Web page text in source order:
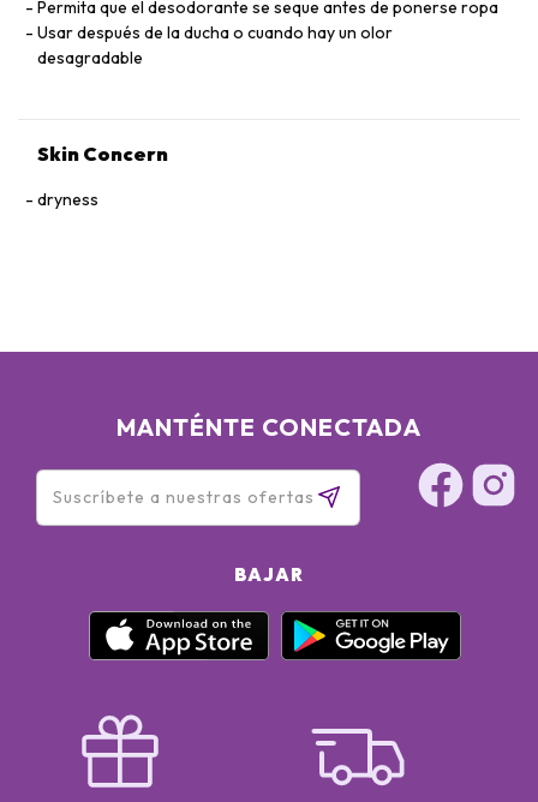
Permita que el desodorante se seque antes de ponerse ropa
Usar después de la ducha o cuando hay un olor
desagradable
Skin Concern
dryness
MANTÉNTE CONECTADA
BAJAR